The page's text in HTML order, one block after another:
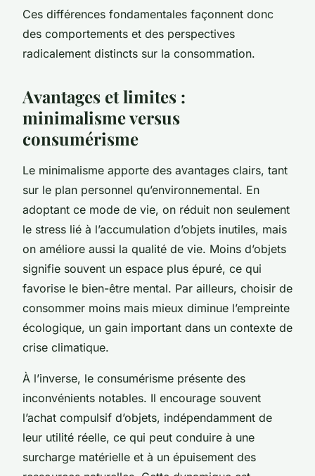
Ces différences fondamentales façonnent donc
des comportements et des perspectives
radicalement distincts sur la consommation.
Avantages et limites :
minimalisme versus
consumérisme
Le minimalisme apporte des avantages clairs, tant
sur le plan personnel qu’environnemental. En
adoptant ce mode de vie, on réduit non seulement
le stress lié à l’accumulation d’objets inutiles, mais
on améliore aussi la qualité de vie. Moins d’objets
signifie souvent un espace plus épuré, ce qui
favorise le bien-être mental. Par ailleurs, choisir de
consommer moins mais mieux diminue l’empreinte
écologique, un gain important dans un contexte de
crise climatique.
À l’inverse, le consumérisme présente des
inconvénients notables. Il encourage souvent
l’achat compulsif d’objets, indépendamment de
leur utilité réelle, ce qui peut conduire à une
surcharge matérielle et à un épuisement des